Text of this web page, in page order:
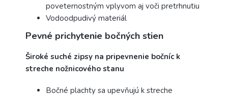
poveternostným vplyvom aj voči pretrhnutiu
Vodoodpudivý materiál
Pevné prichytenie bočných stien
Široké suché zipsy na pripevnenie bočníc k
streche nožnicového stanu
Bočné plachty sa upevňujú k streche